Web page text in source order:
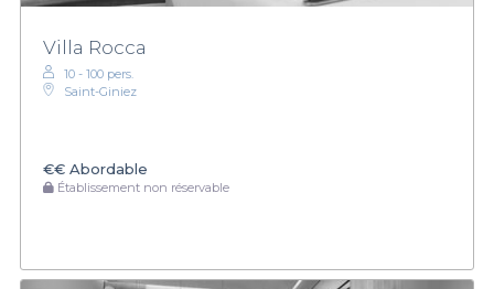
Villa Rocca
10 - 100 pers.
Saint-Giniez
€€ Abordable
Établissement non réservable